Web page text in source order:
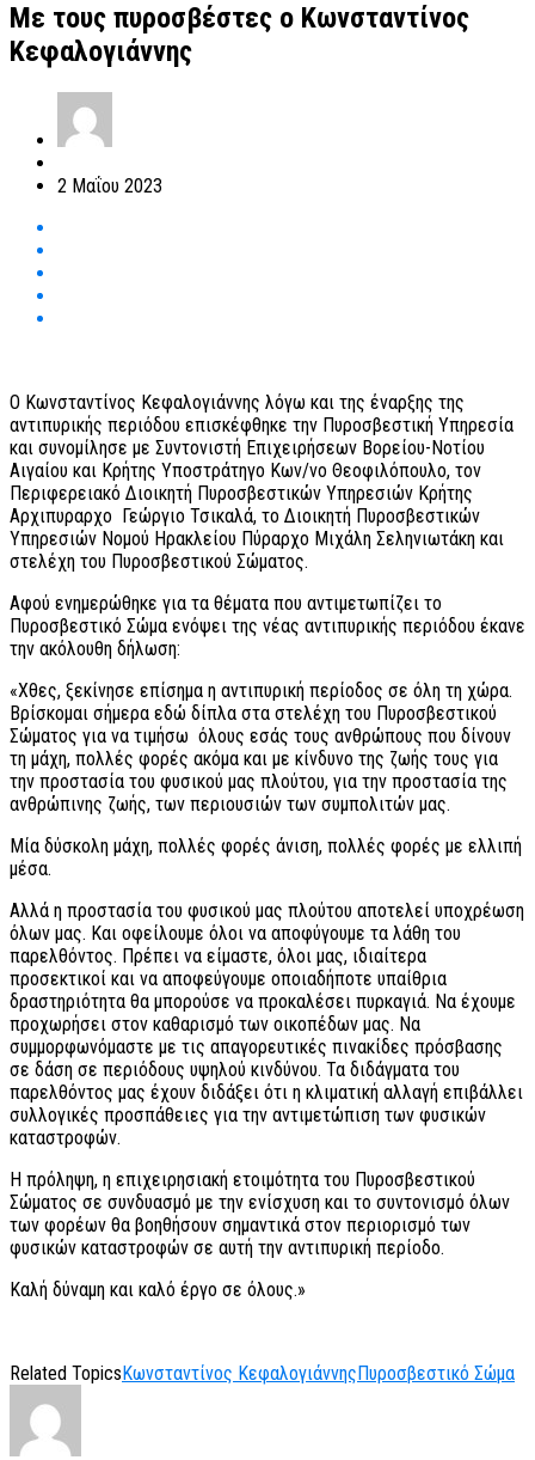
Με τους πυροσβέστες ο Κωνσταντίνος
Κεφαλογιάννης
2 Μαΐου 2023
Ο Κωνσταντίνος Κεφαλογιάννης λόγω και της έναρξης της
αντιπυρικής περιόδου επισκέφθηκε την Πυροσβεστική Υπηρεσία
και συνομίλησε με Συντονιστή Επιχειρήσεων Βορείου-Νοτίου
Αιγαίου και Κρήτης Υποστράτηγο Κων/νο Θεοφιλόπουλο, τον
Περιφερειακό Διοικητή Πυροσβεστικών Υπηρεσιών Κρήτης
Αρχιπυραρχο Γεώργιο Τσικαλά, το Διοικητή Πυροσβεστικών
Υπηρεσιών Νομού Ηρακλείου Πύραρχο Μιχάλη Σεληνιωτάκη και
στελέχη του Πυροσβεστικού Σώματος.
Αφού ενημερώθηκε για τα θέματα που αντιμετωπίζει το
Πυροσβεστικό Σώμα ενόψει της νέας αντιπυρικής περιόδου έκανε
την ακόλουθη δήλωση:
«Χθες, ξεκίνησε επίσημα η αντιπυρική περίοδος σε όλη τη χώρα.
Βρίσκομαι σήμερα εδώ δίπλα στα στελέχη του Πυροσβεστικού
Σώματος για να τιμήσω όλους εσάς τους ανθρώπους που δίνουν
τη μάχη, πολλές φορές ακόμα και με κίνδυνο της ζωής τους για
την προστασία του φυσικού μας πλούτου, για την προστασία της
ανθρώπινης ζωής, των περιουσιών των συμπολιτών μας.
Μία δύσκολη μάχη, πολλές φορές άνιση, πολλές φορές με ελλιπή
μέσα.
Αλλά η προστασία του φυσικού μας πλούτου αποτελεί υποχρέωση
όλων μας. Και οφείλουμε όλοι να αποφύγουμε τα λάθη του
παρελθόντος. Πρέπει να είμαστε, όλοι μας, ιδιαίτερα
προσεκτικοί και να αποφεύγουμε οποιαδήποτε υπαίθρια
δραστηριότητα θα μπορούσε να προκαλέσει πυρκαγιά. Να έχουμε
προχωρήσει στον καθαρισμό των οικοπέδων μας. Να
συμμορφωνόμαστε με τις απαγορευτικές πινακίδες πρόσβασης
σε δάση σε περιόδους υψηλού κινδύνου. Τα διδάγματα του
παρελθόντος μας έχουν διδάξει ότι η κλιματική αλλαγή επιβάλλει
συλλογικές προσπάθειες για την αντιμετώπιση των φυσικών
καταστροφών.
Η πρόληψη, η επιχειρησιακή ετοιμότητα του Πυροσβεστικού
Σώματος σε συνδυασμό με την ενίσχυση και το συντονισμό όλων
των φορέων θα βοηθήσουν σημαντικά στον περιορισμό των
φυσικών καταστροφών σε αυτή την αντιπυρική περίοδο.
Καλή δύναμη και καλό έργο σε όλους.»
Related Topics Κωνσταντίνος Κεφαλογιάννης Πυροσβεστικό Σώμα